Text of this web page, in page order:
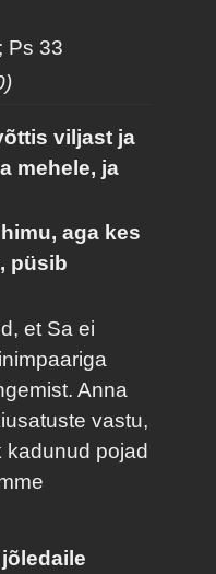
Ps 33
viljast ja
mehele, ja
aga kes
püsib
et Sa ei
Anna
vastu,
pojad